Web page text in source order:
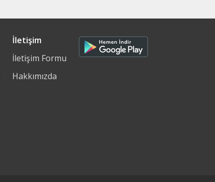
İletişim
İletişim Formu
Hakkımızda